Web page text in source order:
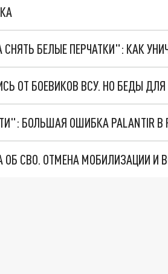
БЕЛЫЕ ПЕРЧАТКИ": КАК
ОТ БОЕВИКОВ ВСУ. НО БЕДЫ